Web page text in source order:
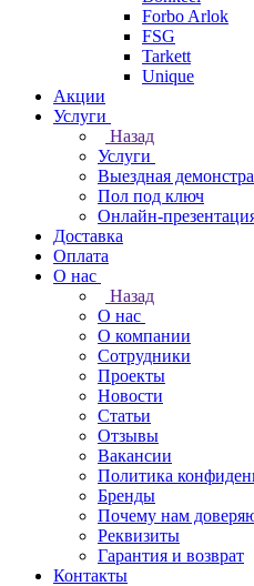
Forbo Arlok
FSG
Tarkett
Unique
Акции
Услуги
Назад
Услуги
Выездная
Пол под ключ
Онлайн-
Доставка
Оплата
О нас
Назад
О нас
О компании
Сотрудники
Проекты
Новости
Статьи
Отзывы
Вакансии
Политика
Бренды
Почему нам
Реквизиты
Гарантия и возврат
Контакты